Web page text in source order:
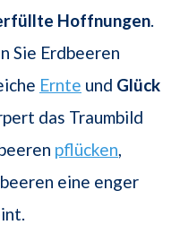
Hoffnungen.
Sie Erdbeeren
Ernte und Glück
das Traumbild
pflücken,
eine enger